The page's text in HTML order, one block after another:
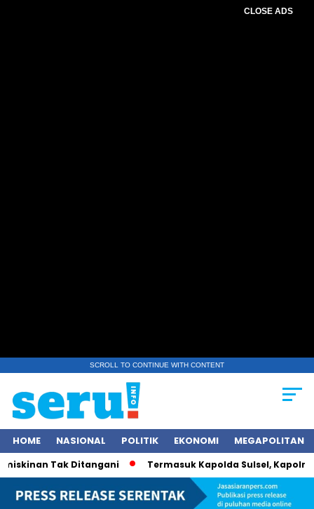
CLOSE ADS
SCROLL TO CONTINUE WITH CONTENT
HOME NASIONAL POLITIK EKONOMI MEGAPOLITAN
Tak Ditangani Termasuk Kapolda Sulsel, Kapolri